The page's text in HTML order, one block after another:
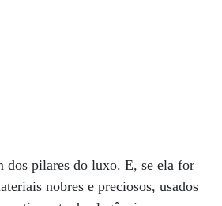
dos pilares do luxo. E, se ela for
nobres e preciosos, usados